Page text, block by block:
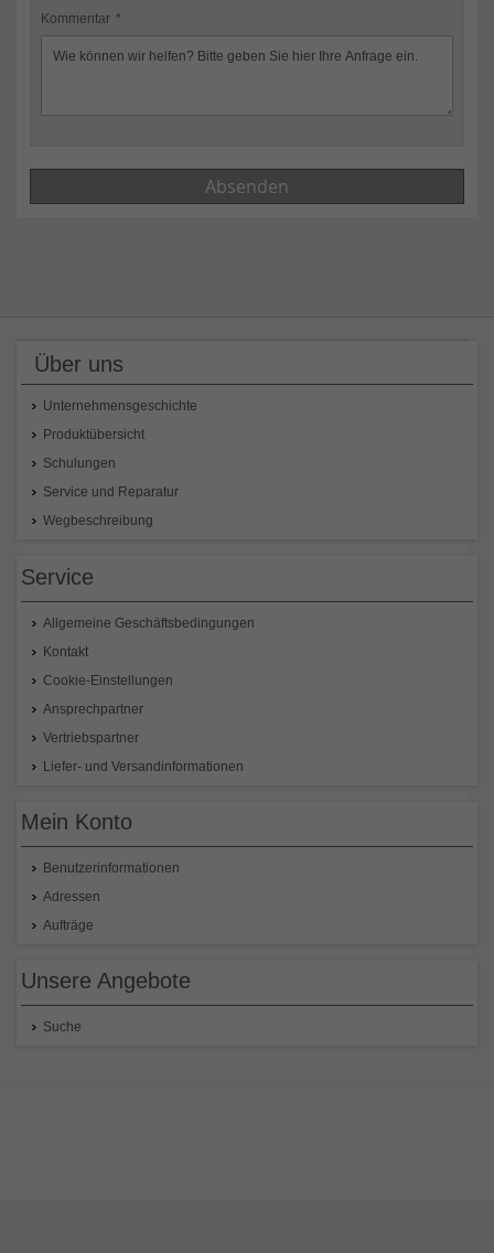
Kommentar
Absenden
Über uns
Unternehmensgeschichte
Produktübersicht
Schulungen
Service und Reparatur
Wegbeschreibung
Service
Allgemeine Geschäftsbedingungen
Kontakt
Cookie-Einstellungen
Ansprechpartner
Vertriebspartner
Liefer- und Versandinformationen
Mein Konto
Benutzerinformationen
Adressen
Aufträge
Unsere Angebote
Suche